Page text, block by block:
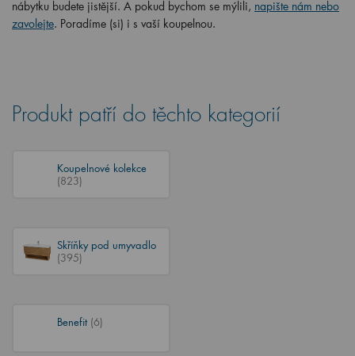
nábytku budete jistější. A pokud bychom se mýlili, napište nám nebo
zavolejte. Poradíme (si) i s vaší koupelnou.
Produkt patří do těchto kategorií
Koupelnové kolekce
(823)
Skříňky pod umyvadlo
(395)
Benefit (6)